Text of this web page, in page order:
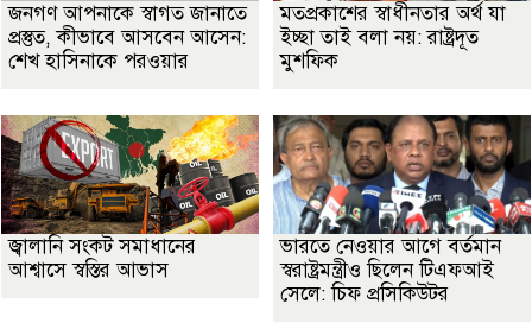
জনগণ আপনাকে স্বাগত জানাতে
প্রস্তুত, কীভাবে আসবেন আসেন:
শেখ হাসিনাকে পরওয়ার
মতপ্রকাশের স্বাধীনতার অর্থ যা
ইচ্ছা তাই বলা নয়: রাষ্ট্রদূত
মুশফিক
জ্বালানি সংকট সমাধানের
আশ্বাসে স্বস্তির আভাস
ভারতে নেওয়ার আগে বর্তমান
স্বরাষ্ট্রমন্ত্রীও ছিলেন টিএফআই
সেলে: চিফ প্রসিকিউটর